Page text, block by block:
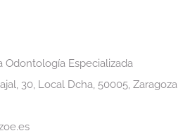
Odontología Especializada
30, Local Dcha, 50005, Zaragoza